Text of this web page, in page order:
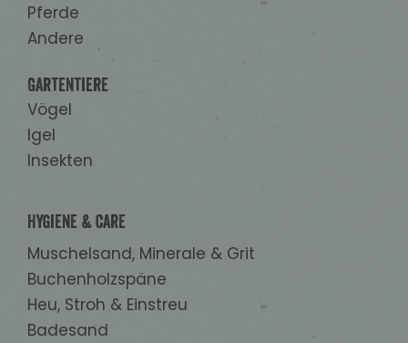
Pferde
Andere
Gartentiere
Vögel
Igel
Insekten
Hygiene & Care
Muschelsand, Minerale & Grit
Buchenholzspäne
Heu, Stroh & Einstreu
Badesand